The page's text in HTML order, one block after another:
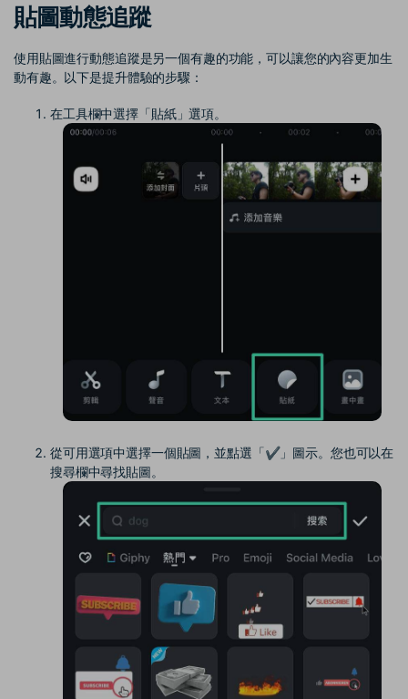
貼圖動態追蹤
使用貼圖進行動態追蹤是另一個有趣的功能，可以讓您的內容更加生
動有趣。以下是提升體驗的步驟：
在工具欄中選擇「貼紙」選項。
從可用選項中選擇一個貼圖，並點選「✔」圖示。您也可以在
搜尋欄中尋找貼圖。